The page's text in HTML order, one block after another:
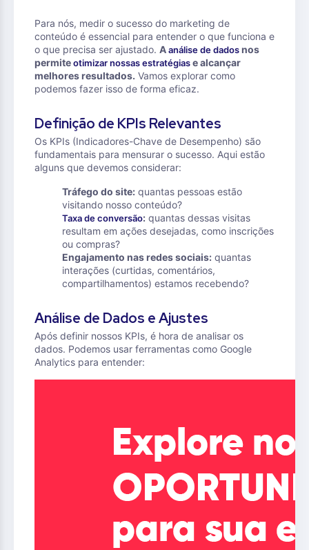
Para nós, medir o sucesso do marketing de
conteúdo é essencial para entender o que funciona e
o que precisa ser ajustado. Aanálise de dadosnos
permiteotimizar nossas estratégiase alcançar
melhores resultados. Vamos explorar como
podemos fazer isso de forma eficaz.
Definição de KPIs Relevantes
Os KPIs (Indicadores-Chave de Desempenho) são
fundamentais para mensurar o sucesso. Aqui estão
alguns que devemos considerar:
Tráfego do site: quantas pessoas estão
visitando nosso conteúdo?
Taxa de conversão: quantas dessas visitas
resultam em ações desejadas, como inscrições
ou compras?
Engajamento nas redes sociais: quantas
interações (curtidas, comentários,
compartilhamentos) estamos recebendo?
Análise de Dados e Ajustes
Após definir nossos KPIs, é hora de analisar os
dados. Podemos usar ferramentas como Google
Analytics para entender: